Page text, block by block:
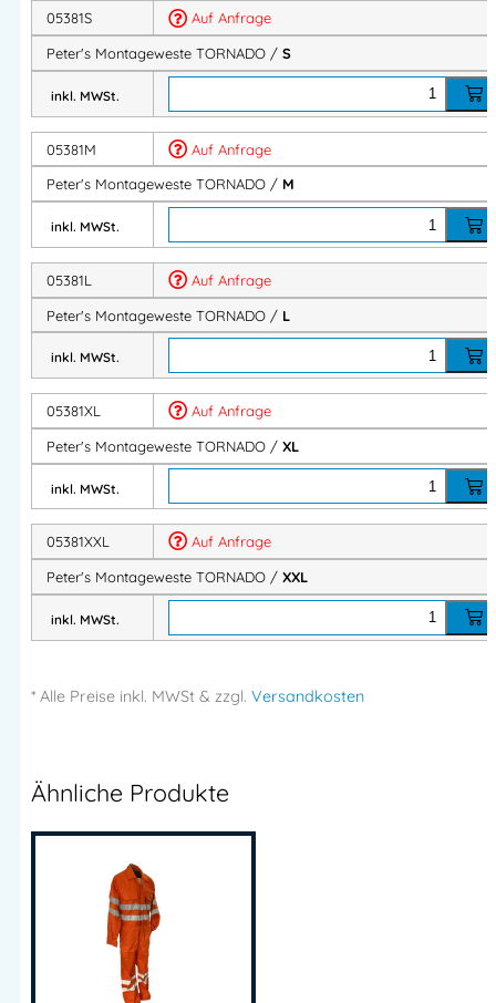
Robuste Berufsbekleidung oder auch Arbeitsbekleidung
Robuste Berufskleidung oder auch Arbeitskleidung
Artikelnummer:05381 Kategorien:TORNADO MG,Westen
Herstellerinformationen
Intertex Handels GmbH
Herstelleranschrift:
Waldegg 4
5225 Jeging – AUSTRIA
Mehr Information E-Mail: info@bannenberg.at
Intertex Handels GmbH
Herstelleranschrift:
Waldegg 4
5225 Jeging – AUSTRIA
Mehr Information E-Mail: info@bannenberg.at
05381S
Auf Anfrage
Peter's Montageweste TORNADO / S
inkl. MWSt.
05381M
Auf Anfrage
Peter's Montageweste TORNADO / M
inkl. MWSt.
05381L
Auf Anfrage
Peter's Montageweste TORNADO / L
inkl. MWSt.
05381XL
Auf Anfrage
Peter's Montageweste TORNADO / XL
inkl. MWSt.
05381XXL
Auf Anfrage
Peter's Montageweste TORNADO / XXL
inkl. MWSt.
* Alle Preise inkl. MWSt & zzgl. Versandkosten
Ähnliche Produkte